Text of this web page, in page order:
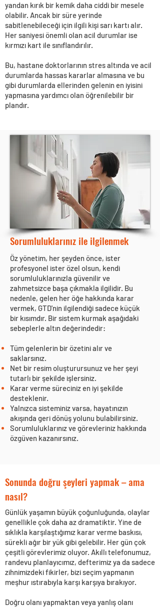
yandan kırık bir kemik daha ciddi bir mesele
olabilir. Ancak bir süre yerinde
sabitlenebileceği için ilgili kişi sarı kartı alır.
Her saniyesi önemli olan acil durumlar ise
kırmızı kart ile sınıflandırılır.
Bu, hastane doktorlarının stres altında ve acil
durumlarda hassas kararlar almasına ve bu
gibi durumlarda ellerinden gelenin en iyisini
yapmasına yardımcı olan öğrenilebilir bir
plandır.
Sorumluluklarınız ile ilgilenmek
Öz yönetim, her şeyden önce, ister
profesyonel ister özel olsun, kendi
sorumluluklarınızla güvenilir ve
zahmetsizce başa çıkmakla ilgilidir. Bu
nedenle, gelen her öğe hakkında karar
vermek, GTD'nin ilgilendiği sadece küçük
bir kısımdır. Bir sistem kurmak aşağıdaki
sebeplerle altın değerindedir:
Tüm gelenlerin bir özetini alır ve
saklarsınız.
Net bir resim oluşturursunuz ve her şeyi
tutarlı bir şekilde işlersiniz.
Karar verme süreciniz en iyi şekilde
desteklenir.
Yalnızca sisteminiz varsa, hayatınızın
akışında geri dönüş yolunu bulabilirsiniz.
Sorumluluklarınız ve görevleriniz hakkında
özgüven kazanırsınız.
Sonunda doğru şeyleri yapmak – ama
nasıl?
Günlük yaşamın büyük çoğunluğunda, olaylar
genellikle çok daha az dramatiktir. Yine de
sıklıkla karşılaştığımız karar verme baskısı,
sürekli ağır bir yük gibi gelebilir. Her gün çok
çeşitli görevlerimiz oluyor. Akıllı telefonumuz,
randevu planlayıcımız, defterimiz ya da sadece
zihnimizdeki fikirler, bizi seçim yapmanın
meşhur ıstırabıyla karşı karşıya bırakıyor.
Doğru olanı yapmaktan veya yanlış olanı